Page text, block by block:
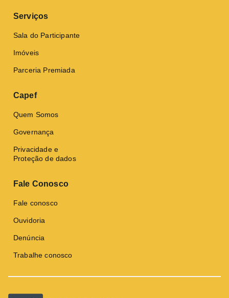
Serviços
Sala do Participante
Imóveis
Parceria Premiada
Capef
Quem Somos
Governança
Privacidade e
Proteção de dados
Fale Conosco
Fale conosco
Ouvidoria
Denúncia
Trabalhe conosco